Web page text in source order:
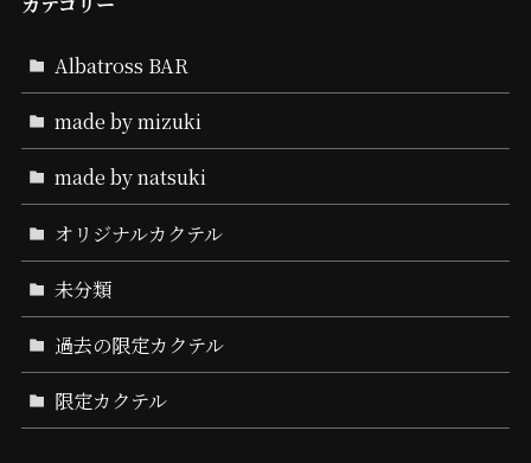
Albatross BAR
made by mizuki
made by natsuki
オリジナルカクテル
未分類
過去の限定カクテル
限定カクテル